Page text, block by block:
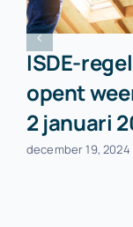
ISDE-
opent
2 januari
december 19, 2024